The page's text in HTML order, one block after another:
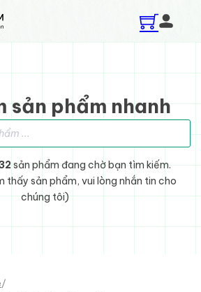
sản phẩm nhanh
sản phẩm đang chờ bạn tìm kiếm.
thấy sản phẩm, vui lòng nhắn tin cho
chúng tôi)
/